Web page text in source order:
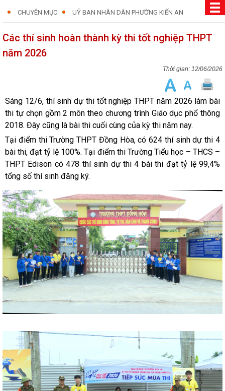
CHUYÊN MỤC UỶ BAN NHÂN DÂN PHƯỜNG KIẾN AN
Các thí sinh hoàn thành kỳ thi tốt nghiệp THPT
năm 2026
12/06/2026
Sáng 12/6, thí sinh dự thi tốt nghiệp THPT năm 2026 làm bài
thi tự chọn gồm 2 môn theo chương trình Giáo dục phổ thông
2018. Đây cũng là bài thi cuối cùng của kỳ thi năm nay.
Tại điểm thi Trường THPT Đồng Hòa, có 624 thí sinh dự thi 4
bài thi, đạt tỷ lệ 100%. Tại điểm thi Trường Tiểu học – THCS –
THPT Edison có 478 thí sinh dự thi 4 bài thi đạt tỷ lệ 99,4%
tổng số thí sinh đăng ký.